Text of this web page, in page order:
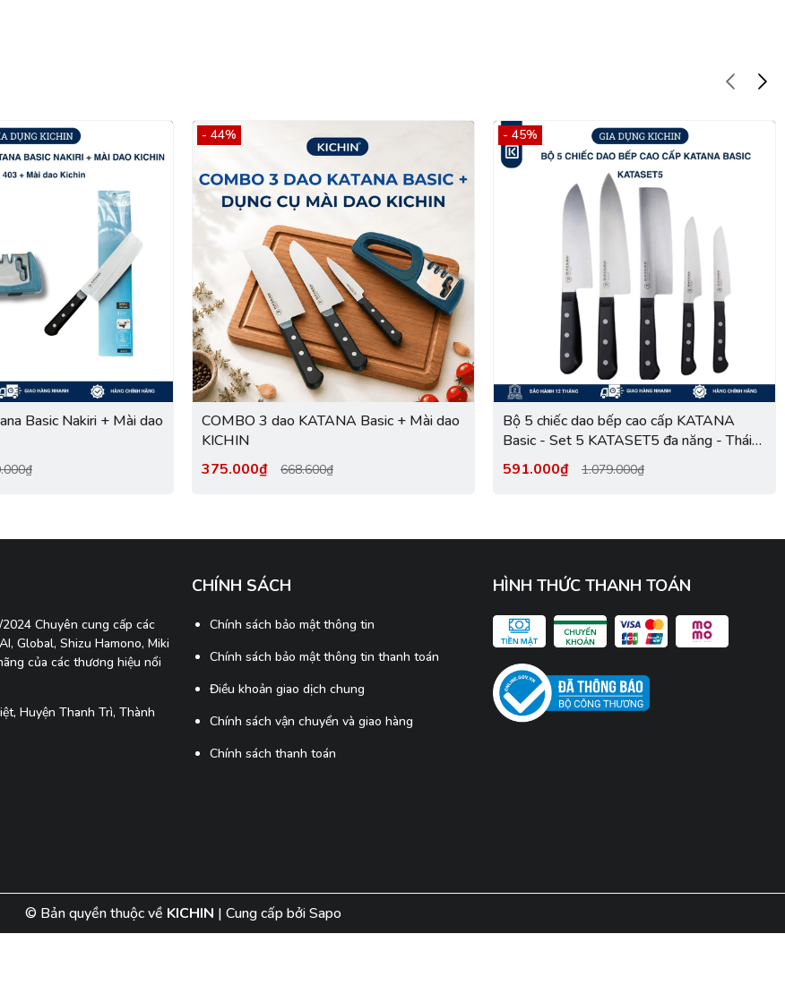
Basic Nakiri + Mài dao
- 44%
COMBO 3 dao KATANA Basic + Mài dao
KICHIN
375.000₫
668.600₫
- 45%
Bộ 5 chiếc dao bếp cao cấp KATANA
Basic - Set 5 KATASET5 đa năng - Thái
thịt cá (5 chiếc)
591.000₫ 1.079.000₫
Chuyên cung cấp các
Global, Shizu Hamono, Miki
của các thương hiệu nổi
Huyện Thanh Trì, Thành
CHÍNH SÁCH
Chính sách bảo mật thông tin
Chính sách bảo mật thông tin thanh toán
Điều khoản giao dịch chung
Chính sách vận chuyển và giao hàng
Chính sách thanh toán
HÌNH THỨC THANH TOÁN
© Bản quyền thuộc về KICHIN | Cung cấp bởiSapo